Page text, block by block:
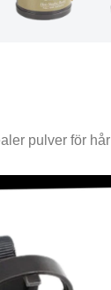
pulver för hår